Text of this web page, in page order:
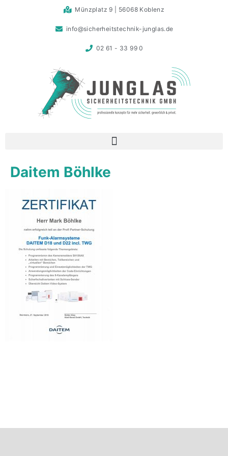
Münzplatz 9 | 56068 Koblenz
info@sicherheitstechnik-junglas.de
02 61 - 33 99 0
Daitem Böhlke